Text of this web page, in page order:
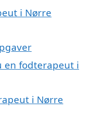
i Nørre
en fodterapeut i
i Nørre